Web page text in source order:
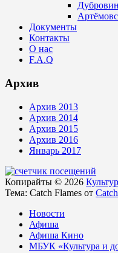
Документы
Контакты
О нас
F.A.Q
Архив
Архив 2013
Архив 2014
Архив 2015
Архив 2016
Январь 2017
Копирайты © 2026
Тема: Catch Flames от
Новости
Афиша
Афиша Кино
МБУК «Культура и